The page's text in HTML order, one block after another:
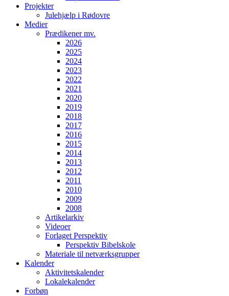
Projekter
Julehjælp i Rødovre
Medier
Prædikener mv.
2026
2025
2024
2023
2022
2021
2020
2019
2018
2017
2016
2015
2014
2013
2012
2011
2010
2009
2008
Artikelarkiv
Videoer
Forlaget Perspektiv
Perspektiv Bibelskole
Materiale til netværksgrupper
Kalender
Aktivitetskalender
Lokalekalender
Forbøn